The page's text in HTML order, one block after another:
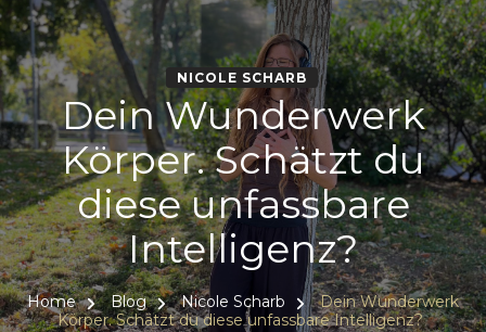
NICOLE SCHARB
Dein Wunderwerk
Körper. Schätzt du
diese unfassbare
Intelligenz?
Home Blog Nicole Scharb
Dein Wunderwerk
Körper. Schätzt du diese unfassbare Intelligenz?